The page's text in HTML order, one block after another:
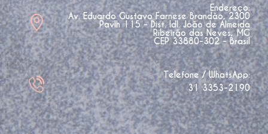
Endereço:
Av. Eduardo Gustavo Farnese Brandão, 2300
Pavlh 115 - Dist. Idl. João de Almeida
Ribeirão das Neves, MG
CEP 33880-302 - Brasil
Telefone / WhatsApp:
31 3353-2190